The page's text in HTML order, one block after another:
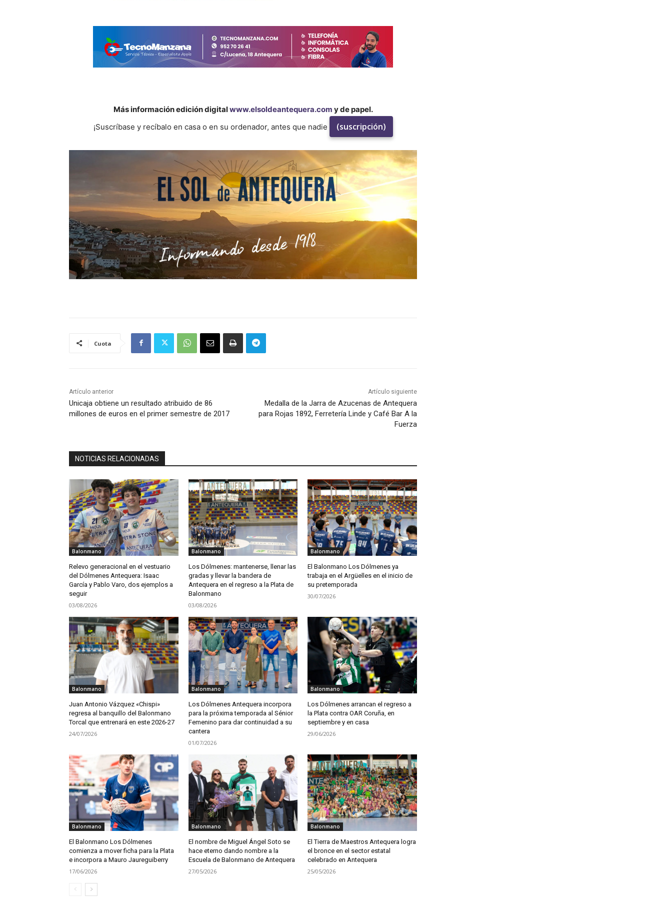
Más información edición digitalwww.elsoldeantequera.com y de papel.
¡Suscríbase y recíbalo en casa o en su ordenador, antes que nadie
(suscripción)
Cuota
Artículo anterior
Unicaja obtiene un resultado atribuido de 86
millones de euros en el primer semestre de 2017
Artículo siguiente
Medalla de la Jarra de Azucenas de Antequera
para Rojas 1892, Ferretería Linde y Café Bar A la
Fuerza
NOTICIAS RELACIONADAS
Balonmano
Relevo generacional en el vestuario
del Dólmenes Antequera: Isaac
García y Pablo Varo, dos ejemplos a
seguir
03/08/2026
Balonmano
Los Dólmenes: mantenerse, llenar las
gradas y llevar la bandera de
Antequera en el regreso a la Plata de
Balonmano
03/08/2026
Balonmano
El Balonmano Los Dólmenes ya
trabaja en el Argüelles en el inicio de
su pretemporada
30/07/2026
Balonmano
Juan Antonio Vázquez «Chispi»
regresa al banquillo del Balonmano
Torcal que entrenará en este 2026-27
24/07/2026
Balonmano
Los Dólmenes Antequera incorpora
para la próxima temporada al Sénior
Femenino para dar continuidad a su
cantera
01/07/2026
Balonmano
Los Dólmenes arrancan el regreso a
la Plata contra OAR Coruña, en
septiembre y en casa
29/06/2026
Balonmano
El Balonmano Los Dólmenes
comienza a mover ficha para la Plata
e incorpora a Mauro Jaureguiberry
17/06/2026
Balonmano
El nombre de Miguel Ángel Soto se
hace eterno dando nombre a la
Escuela de Balonmano de Antequera
27/05/2026
Balonmano
El Tierra de Maestros Antequera logra
el bronce en el sector estatal
celebrado en Antequera
25/05/2026